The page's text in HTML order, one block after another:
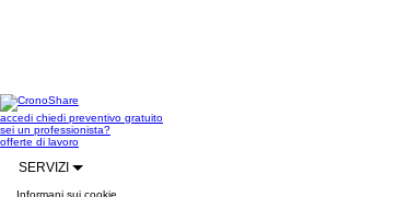
accedi chiedi preventivo gratuito
sei un professionista?
offerte di lavoro
SERVIZI
Informani sui cookie